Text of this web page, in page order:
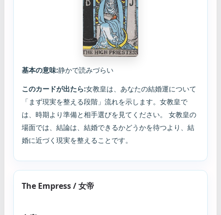
基本の意味:静かで読みづらい
このカードが出たら:女教皇は、あなたの結婚運について
「まず現実を整える段階」流れを示します。女教皇で
は、時期より準備と相手選びを見てください。 女教皇の
場面では、結論は、結婚できるかどうかを待つより、結
婚に近づく現実を整えることです。
The Empress / 女帝